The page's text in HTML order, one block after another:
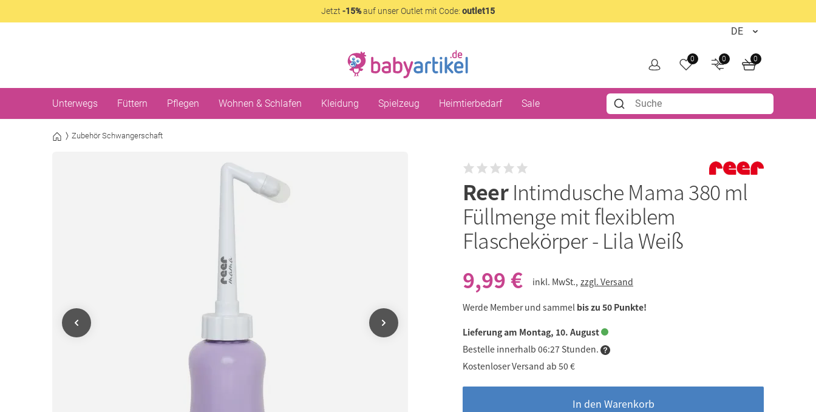
Jetzt -15%auf unser Outlet mit Code: outlet15
0 0 0
Unterwegs Füttern Pflegen Wohnen & Schlafen Kleidung Spielzeug Heimtierbedarf Sale
Zubehör Schwangerschaft
ReerIntimdusche Mama 380 ml
Füllmenge mit flexiblem
Flaschekörper - Lila Weiß
9,99 €
inkl. MwSt., zzgl. Versand
Werde Member und sammel bis zu 50 Punkte!
Lieferung am Montag, 10. August
Bestelle innerhalb 06:27 Stunden.
Kostenloser Versand ab 50 €
In den Warenkorb